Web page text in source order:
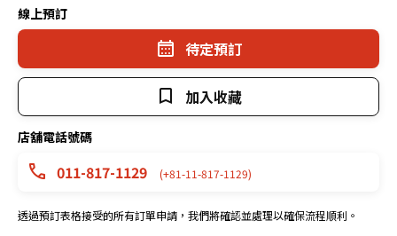
線上預訂
待定預訂
加入收藏
店舖電話號碼
011-817-1129 (+81-11-817-1129)
透過預訂表格接受的所有訂單申請，我們將確認並處理以確保流程順利。